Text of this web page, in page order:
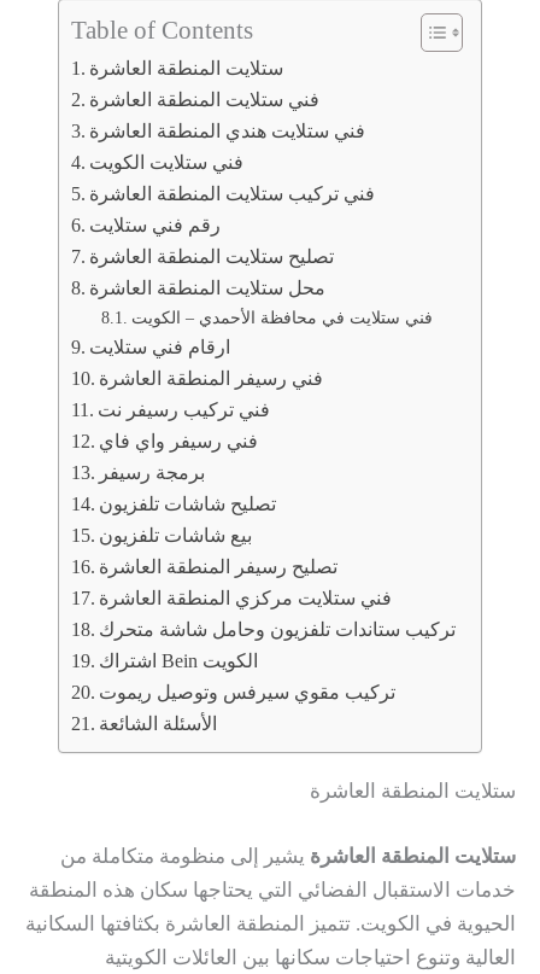
Table of Contents
ستلايت المنطقة العاشرة
فني ستلايت المنطقة العاشرة
فني ستلايت هندي المنطقة العاشرة
فني ستلايت الكويت
فني تركيب ستلايت المنطقة العاشرة
رقم فني ستلايت
تصليح ستلايت المنطقة العاشرة
محل ستلايت المنطقة العاشرة
فني ستلايت في محافظة الأحمدي – الكويت
ارقام فني ستلايت
فني رسيفر المنطقة العاشرة
فني تركيب رسيفر نت
فني رسيفر واي فاي
برمجة رسيفر
تصليح شاشات تلفزيون
بيع شاشات تلفزيون
تصليح رسيفر المنطقة العاشرة
فني ستلايت مركزي المنطقة العاشرة
تركيب ستاندات تلفزيون وحامل شاشة متحرك
اشتراك Bein الكويت
تركيب مقوي سيرفس وتوصيل ريموت
الأسئلة الشائعة
ستلايت المنطقة العاشرة
ستلايت المنطقة العاشرة يشير إلى منظومة متكاملة من
خدمات الاستقبال الفضائي التي يحتاجها سكان هذه المنطقة
الحيوية في الكويت. تتميز المنطقة العاشرة بكثافتها السكانية
العالية وتنوع احتياجات سكانها بين العائلات الكويتية